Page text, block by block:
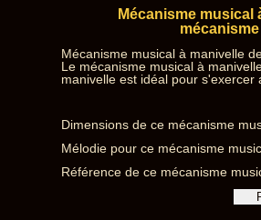
Mécanisme musical
Mécanisme musical à manivelle
Le mécanisme musical à
manivelle est idéal pour s'exercer
Dimensions de ce mécanisme
Mélodie pour ce mécanisme
Référence de ce mécanisme